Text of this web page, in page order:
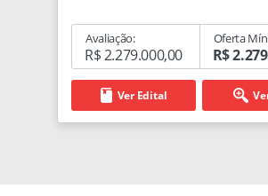
Avaliação:
R$ 2.279.000,00
Oferta
R$
Ver Edital